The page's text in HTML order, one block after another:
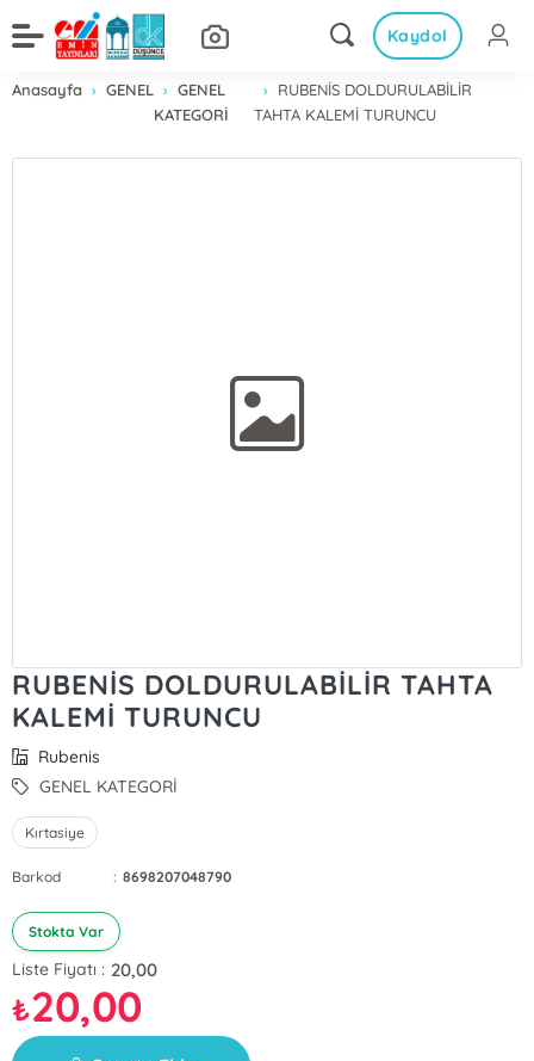
Kaydol
Anasayfa GENEL
GENEL
KATEGORİ
RUBENİS DOLDURULABİLİR
TAHTA KALEMİ TURUNCU
RUBENİS DOLDURULABİLİR TAHTA
KALEMİ TURUNCU
Rubenis
GENEL KATEGORİ
Kırtasiye
Barkod : 8698207048790
Stokta Var
Liste Fiyatı : 20,00
₺20,00